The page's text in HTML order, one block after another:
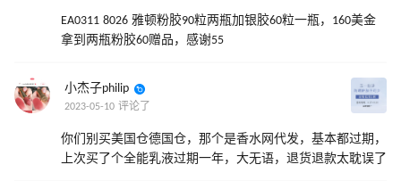
EA0311 8026 雅顿粉胶90粒两瓶加银胶60粒一瓶，160美金
拿到两瓶粉胶60赠品，感谢55
小杰子philip
2023-05-10 评论了
你们别买美国仓德国仓，那个是香水网代发，基本都过期，
上次买了个全能乳液过期一年，大无语，退货退款太耽误了